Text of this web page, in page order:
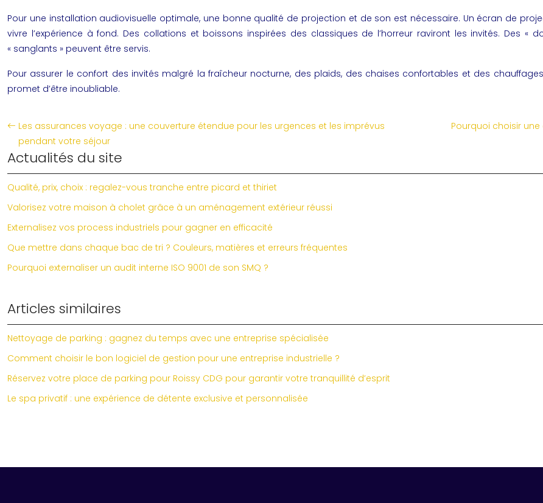
Pour une installation audiovisuelle optimale, une bonne qualité de projection et de son est nécessaire. Un écran de
vivre l’expérience à fond. Des collations et boissons inspirées des classiques de l’horreur raviront les invités. Des «
« sanglants » peuvent être servis.
Pour assurer le confort des invités malgré la fraîcheur nocturne, des plaids, des chaises confortables et des
promet d’être inoubliable.
Les assurances voyage : une couverture étendue pour les urgences et les imprévus
pendant votre séjour
Pourquoi choisir
Actualités du site
Qualité, prix, choix : regalez-vous tranche entre picard et thiriet
Valorisez votre maison à cholet grâce à un aménagement extérieur réussi
Externalisez vos process industriels pour gagner en efficacité
Que mettre dans chaque bac de tri ? Couleurs, matières et erreurs fréquentes
Pourquoi externaliser un audit interne ISO 9001 de son SMQ ?
Articles similaires
Nettoyage de parking : gagnez du temps avec une entreprise spécialisée
Comment choisir le bon logiciel de gestion pour une entreprise industrielle ?
Réservez votre place de parking pour Roissy CDG pour garantir votre tranquillité d’esprit
Le spa privatif : une expérience de détente exclusive et personnalisée